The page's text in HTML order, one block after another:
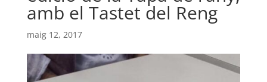
amb el Tastet del Reng
maig 12, 2017